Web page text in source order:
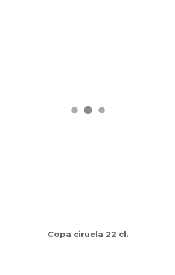
Copa ciruela 22 cl.